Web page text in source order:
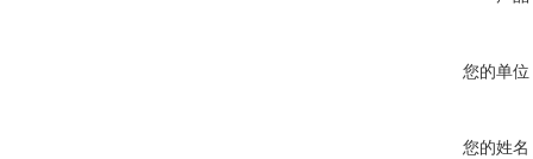
您的单位
您的姓名